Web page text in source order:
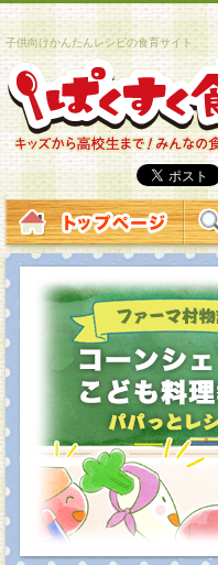
子供向けかんたんレシピの食育サイト